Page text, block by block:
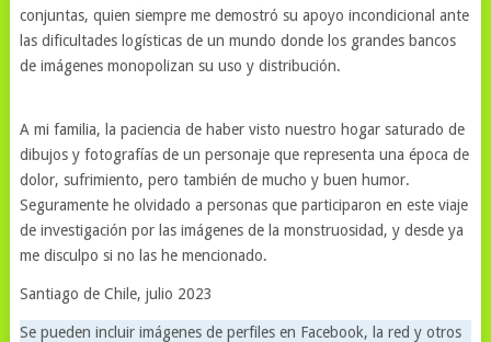
conjuntas, quien siempre me demostró su apoyo incondicional ante
las dificultades logísticas de un mundo donde los grandes bancos
de imágenes monopolizan su uso y distribución.
A mi familia, la paciencia de haber visto nuestro hogar saturado de
dibujos y fotografías de un personaje que representa una época de
dolor, sufrimiento, pero también de mucho y buen humor.
Seguramente he olvidado a personas que participaron en este viaje
de investigación por las imágenes de la monstruosidad, y desde ya
me disculpo si no las he mencionado.
Santiago de Chile, julio 2023
Se pueden incluir imágenes de perfiles en Facebook, la red y otros